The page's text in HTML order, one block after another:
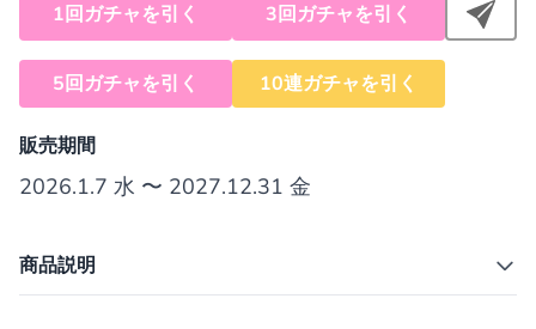
1回ガチャを引く 3回ガチャを引く
5回ガチャを引く 10連ガチャを引く
販売期間
2026.1.7 水 〜 2027.12.31 金
商品説明